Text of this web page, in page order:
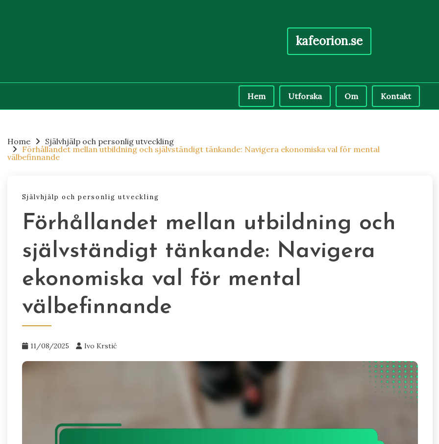
kafeorion.se
Hem Utforska Om
Kontakt
content
Home
Självhjälp och personlig utveckling
Förhållandet mellan utbildning och självständigt tänkande: Navigera ekonomiska val för mental
välbefinnande
Självhjälp och personlig utveckling
Förhållandet mellan utbildning och
självständigt tänkande: Navigera
ekonomiska val för mental
välbefinnande
11/08/2025 Ivo Krstić